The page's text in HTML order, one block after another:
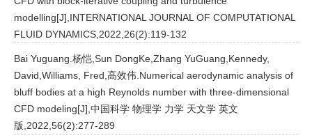
modelling[J],INTERNATIONAL JOURNAL OF COMPUTATIONAL
FLUID DYNAMICS,2022,26(2):119-132
Bai Yuguang.杨恺,Sun DongKe,Zhang YuGuang,Kennedy,
David,Williams, Fred,高效伟.Numerical aerodynamic analysis of
bluff bodies at a high Reynolds number with three-dimensional
CFD modeling[J],中国科学 物理学 力学 天文学 英文
版,2022,56(2):277-289